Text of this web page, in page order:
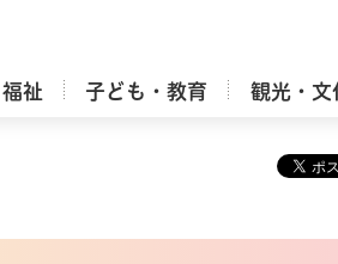
祉 子ども・教育 観光・文